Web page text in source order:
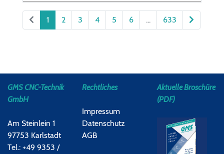
1 2 3 4 5 6 ... 633
GMS CNC-Technik
GmbH
Am Steinlein 1
97753 Karlstadt
Tel.: +49 9353 /
Rechtliches
Impressum
Datenschutz
AGB
Aktuelle Broschüre
(PDF)